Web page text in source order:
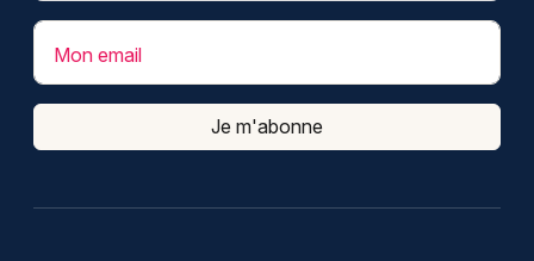
Mon email
Je m'abonne